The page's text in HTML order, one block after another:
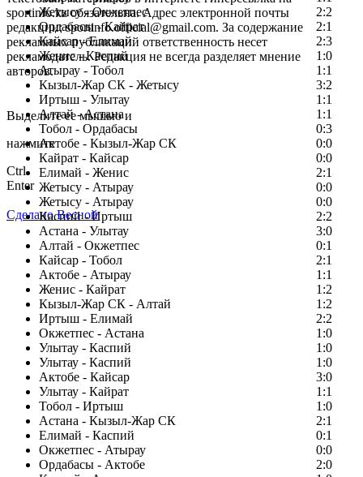
Жетысу - Окжетпес
2:2
Ордабасы - Кайрат
2:1
Кайсар - Елимай
2:3
Женис - Каспий
1:0
Атырау - Тобол
1:1
Кызыл-Жар СК - Жетысу
3:2
Иртыш - Улытау
1:1
Алтай - Астана
1:1
Тобол - Ордабасы
0:3
Актобе - Кызыл-Жар СК
0:0
Кайрат - Кайсар
0:0
Елимай - Женис
2:1
Жетысу - Атырау
0:0
Жетысу - Атырау
0:0
Каспий - Иртыш
2:2
Астана - Улытау
3:0
Алтай - Окжетпес
0:1
Кайсар - Тобол
2:1
Актобе - Атырау
1:1
Женис - Кайрат
1:2
Кызыл-Жар СК - Алтай
1:2
Иртыш - Елимай
2:2
Окжетпес - Астана
1:0
Улытау - Каспий
1:0
Улытау - Каспий
1:0
Актобе - Кайсар
3:0
Улытау - Кайрат
1:1
Тобол - Иртыш
1:0
Астана - Кызыл-Жар СК
2:1
Елимай - Каспий
0:1
Окжетпес - Атырау
0:0
Ордабасы - Актобе
2:0
sportinfo.kz обязательна. Адрес электронной почты
редакции: sportinfo.official@gmail.com. За содержание
рекламных публикаций ответственность несет
рекламодатель. Редакция не всегда разделяет мнение
авторов.
Заметили ошибку в тексте?
Выделите ее мышью и
нажмите
Ctrl
Enter
Сделано Весной